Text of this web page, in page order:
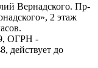
Вернадского. Пр-
2 этаж
ОГРН -
действует до